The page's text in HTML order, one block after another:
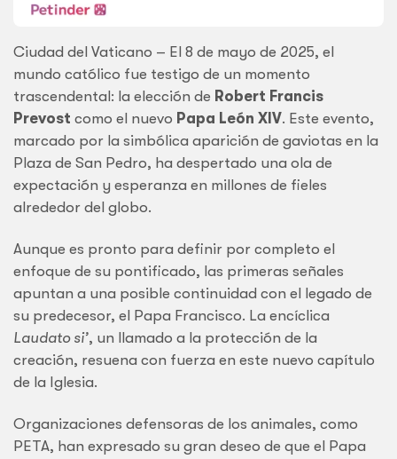
Ciudad del Vaticano – El 8 de mayo de 2025, el
mundo católico fue testigo de un momento
trascendental: la elección de Robert Francis
Prevost como el nuevo Papa León XIV. Este evento,
marcado por la simbólica aparición de gaviotas en la
Plaza de San Pedro, ha despertado una ola de
expectación y esperanza en millones de fieles
alrededor del globo.
Aunque es pronto para definir por completo el
enfoque de su pontificado, las primeras señales
apuntan a una posible continuidad con el legado de
su predecesor, el Papa Francisco. La encíclica
Laudato si’, un llamado a la protección de la
creación, resuena con fuerza en este nuevo capítulo
de la Iglesia.
Organizaciones defensoras de los animales, como
PETA, han expresado su gran deseo de que el Papa